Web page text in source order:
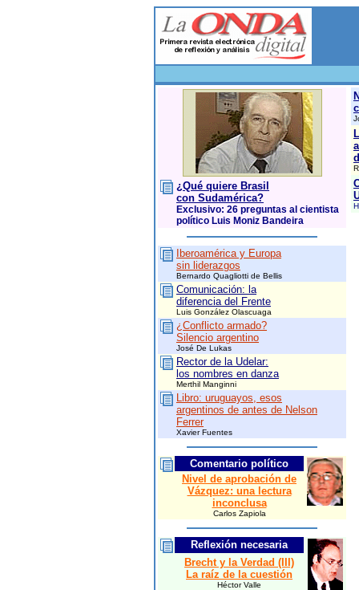
¿Qué quiere Brasil
con Sudamérica?
Exclusivo: 26 preguntas al cientista
político Luis Moniz Bandeira
Iberoamérica y Europa
sin liderazgos
Bernardo Quagliotti de Bellis
Comunicación: la
diferencia del Frente
Luis González Olascuaga
¿Conflicto armado?
Silencio argentino
José De Lukas
Rector de la Udelar:
los nombres en danza
Merthil Manginni
Libro: uruguayos, esos
argentinos de antes de Nelson
Ferrer
Xavier Fuentes
Comentario político
Nivel de aprobación de
Vázquez: una lectura
inconclusa
Carlos Zapiola
Reflexión necesaria
Brecht y la Verdad (III)
La raíz de la cuestión
Héctor Valle